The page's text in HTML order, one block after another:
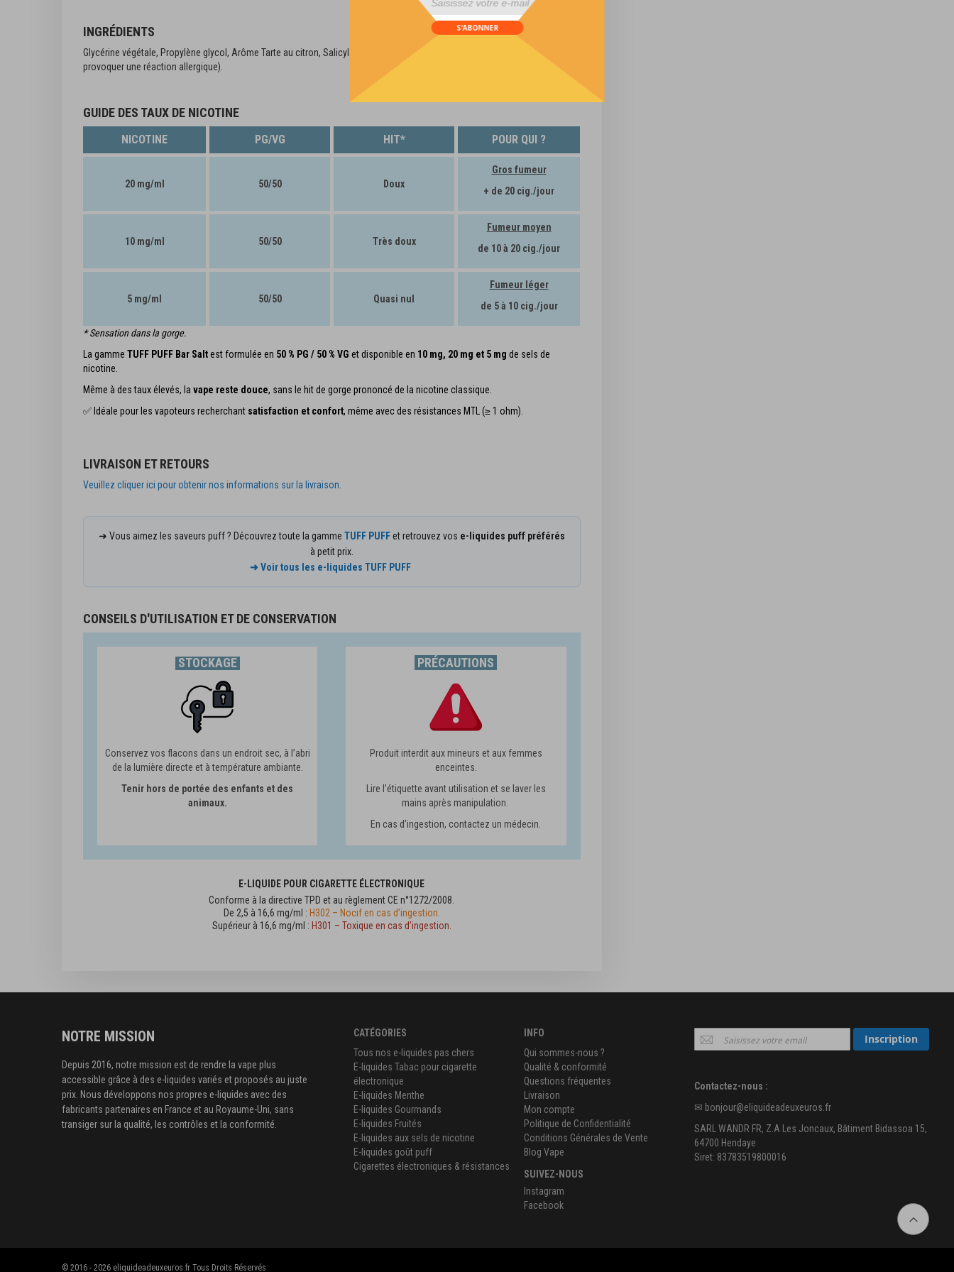
div id="mp-popup-template5">
S'ABONNER
INGRÉDIENTS
Glycérine végétale, Propylène glycol, Arôme Tarte au citron, Salicylate de nicotine (29790-52-1) (Contient du furaneol. Peut
provoquer une réaction allergique).
GUIDE DES TAUX DE NICOTINE
NICOTINE PG/VG HIT* POUR QUI ?
20 mg/ml 50/50 Doux
Gros fumeur
+ de 20 cig./jour
10 mg/ml 50/50 Très doux
Fumeur moyen
de 10 à 20 cig./jour
5 mg/ml 50/50 Quasi nul
Fumeur léger
de 5 à 10 cig./jour
* Sensation dans la gorge.
La gamme TUFF PUFF Bar Saltest formulée en 50 % PG / 50 % VG et disponible en 10 mg, 20 mg et 5 mg de sels de
nicotine.
Même à des taux élevés, la vape reste douce, sans le hit de gorge prononcé de la nicotine classique.
✅ Idéale pour les vapoteurs recherchant satisfaction et confort, même avec des résistances MTL (≥ 1 ohm).
LIVRAISON ET RETOURS
Veuillez cliquer ici pour obtenir nos informations sur la livraison.
➜ Vous aimez les saveurs puff ? Découvrez toute la gamme TUFF PUFFet retrouvez vos e-liquides puff préférés
à petit prix.
➜ Voir tous les e-liquides TUFF PUFF
CONSEILS D'UTILISATION ET DE CONSERVATION
STOCKAGE
Conservez vos flacons dans un endroit sec, à l’abri
de la lumière directe et à température ambiante.
Tenir hors de portée des enfants et des
animaux.
PRÉCAUTIONS
Produit interdit aux mineurs et aux femmes
enceintes.
Lire l’étiquette avant utilisation et se laver les
mains après manipulation.
En cas d’ingestion, contactez un médecin.
E-LIQUIDE POUR CIGARETTE ÉLECTRONIQUE
Conforme à la directive TPD et au règlement CE n°1272/2008.
De 2,5 à 16,6 mg/ml : H302 – Nocif en cas d’ingestion.
Supérieur à 16,6 mg/ml : H301 – Toxique en cas d’ingestion.
NOTRE MISSION
Depuis 2016, notre mission est de rendre la vape plus
accessible grâce à des e-liquides variés et proposés au juste
prix. Nous développons nos propres e-liquides avec des
fabricants partenaires en France et au Royaume-Uni, sans
transiger sur la qualité, les contrôles et la conformité.
CATÉGORIES
Tous nos e-liquides pas chers
E-liquides Tabac pour cigarette
électronique
E-liquides Menthe
E-liquides Gourmands
E-liquides Fruités
E-liquides aux sels de nicotine
E-liquides goût puff
Cigarettes électroniques & résistances
INFO
Qui sommes-nous ?
Qualité & conformité
Questions fréquentes
Livraison
Mon compte
Politique de Confidentialité
Conditions Générales de Vente
Blog Vape
SUIVEZ-NOUS
Instagram
Facebook
Inscription
à
:
Inscription
Contactez-nous :
✉ bonjour@eliquideadeuxeuros.fr
SARL WANDR FR, Z.A Les Joncaux, Bâtiment Bidassoa 15,
64700 Hendaye
Siret: 83783519800016
© 2016 - 2026 eliquideadeuxeuros.fr Tous Droits Réservés